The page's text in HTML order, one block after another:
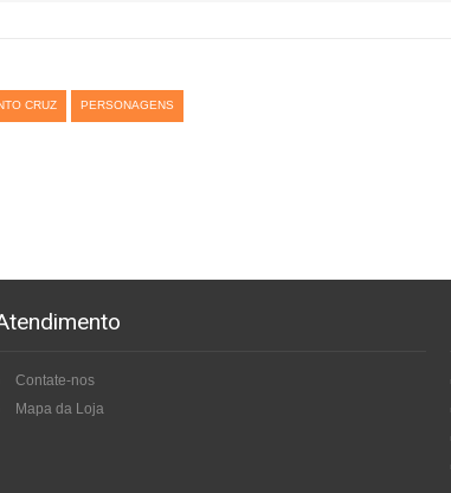
CRUZ PERSONAGENS
Contate-nos
Mapa da Loja